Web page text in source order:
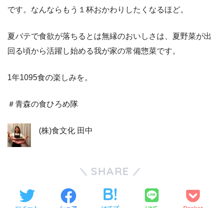
です。なんならもう１杯おかわりしたくなるほど。
夏バテで食欲が落ちるとは無縁のおいしさは、夏野菜が出
回る頃から活躍し始める我が家の常備惣菜です。
1年1095食の楽しみを。
＃青森の食ひろめ隊
(株)食文化 田中
SHARE